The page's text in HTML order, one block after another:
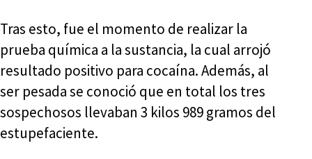
Tras esto, fue el momento de realizar la
prueba química a la sustancia, la cual arrojó
resultado positivo para cocaína. Además, al
ser pesada se conoció que en total los tres
sospechosos llevaban 3 kilos 989 gramos del
estupefaciente.